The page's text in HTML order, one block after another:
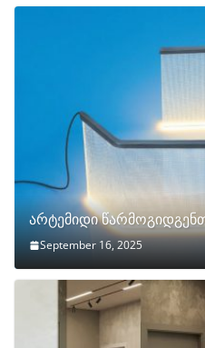
არტემიდი
September 16, 2025